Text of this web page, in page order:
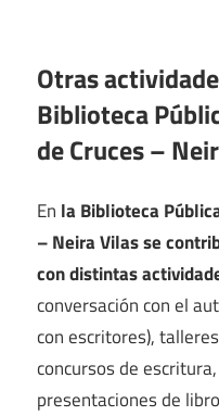
Otras
Biblioteca
de Cruces –
En la Biblioteca
– Neira Vilas se
con distintas
conversación con el
con escritores),
concursos de
presentaciones de